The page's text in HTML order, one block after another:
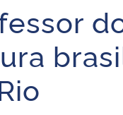
União Banco Central